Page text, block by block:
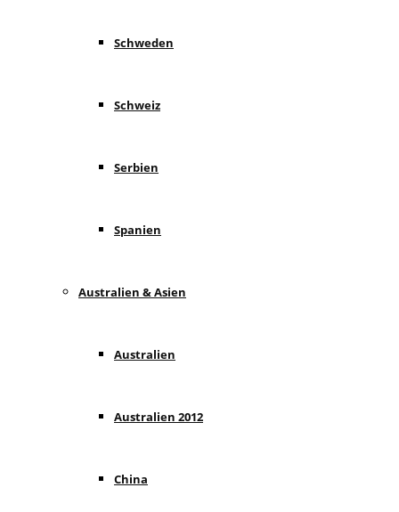
Schweden
Schweiz
Serbien
Spanien
Australien & Asien
Australien
Australien 2012
China